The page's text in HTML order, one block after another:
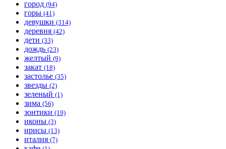
город (94)
горы (41)
девушки (314)
деревня (42)
дети (33)
дождь (23)
желтый (9)
закат (18)
застолье (35)
звезды (2)
зеленый (1)
зима (56)
зонтики (19)
иконы (3)
ирисы (13)
италия (7)